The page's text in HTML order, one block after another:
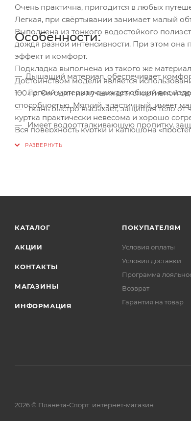
Очень практична, пригодится в любых
Легкая, при свёртывании занимает малый
Выполнена из тонкого водостойкого
дождя разной интенсивности. При этом она
эффект и комфорт.
Подкладка выполнена из такого же
Достоинством модели является
100 гр. Он один из лучших для спортивной
способностью. Мягкий, эластичный, имеет
куртка практически невесома и хорошо
Вся поверхность куртки и капюшона
выполняет декоративную функцию и лучше
Особенности:
Дышащий материал, обеспечивает
Легкий материал снижает общий вес
Ткань быстро высыхает, защищая тело от
Имеет водоотталкивающую пропитку,
Изделие практически не мнётся и не
КАТАЛОГ
АКЦИИ
КОНТАКТЫ
МАГАЗИНЫ
ИНФОРМАЦИЯ
ПОКУПАТЕЛЯМ
Условия оплаты
Условия доставки
Программа
Возврат
Гарантия на товар
2026 © Планета-Спорт: интернет-магазин